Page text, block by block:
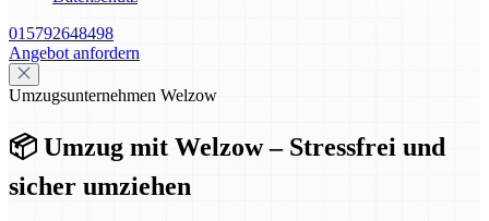
015792648498
Angebot anfordern
Umzugsunternehmen Welzow
📦 Umzug mit Welzow – Stressfrei und
sicher umziehen